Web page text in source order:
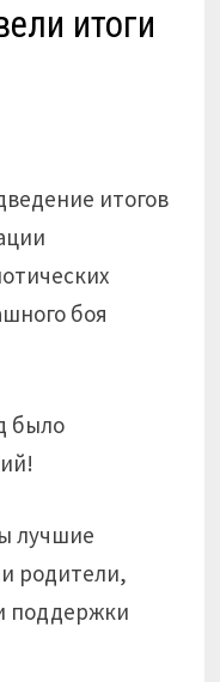
итоги
итогов
боя
было
лучшие
родители,
поддержки